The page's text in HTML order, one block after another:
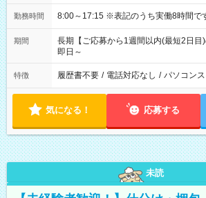
勤務時間 8:00～17:15 ※表記のうち実働8時間で
期間
長期【ご応募から1週間以内(最短2日目)
即日～
特徴 履歴書不要 / 電話対応なし / パソコン
気になる！ 応募する
未読